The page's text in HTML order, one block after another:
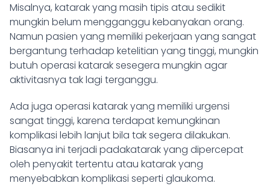
Misalnya, katarak yang masih tipis atau sedikit
mungkin belum mengganggu kebanyakan orang.
Namun pasien yang memiliki pekerjaan yang sangat
bergantung terhadap ketelitian yang tinggi, mungkin
butuh operasi katarak sesegera mungkin agar
aktivitasnya tak lagi terganggu.
Ada juga operasi katarak yang memiliki urgensi
sangat tinggi, karena terdapat kemungkinan
komplikasi lebih lanjut bila tak segera dilakukan.
Biasanya ini terjadi padakatarak yang dipercepat
oleh penyakit tertentu atau katarak yang
menyebabkan komplikasi seperti glaukoma.